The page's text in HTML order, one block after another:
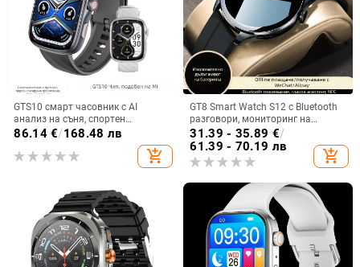
GTS10 смарт часовник с AI
анализ на съня, спортен
часовник, измерване на сърдечен
AMOLED дисплей
86.14€/168.48 лв
add_shopping_cart
GT8 Smart Watch S12 с Bluetooth
разговори, мониторинг на
сърдечния ритъм, водоустойчив,
TFT дисплей, магнитно
зареждане
31.39 - 35.89 €/
61.39 - 70.19 лв
add_shopping_cart